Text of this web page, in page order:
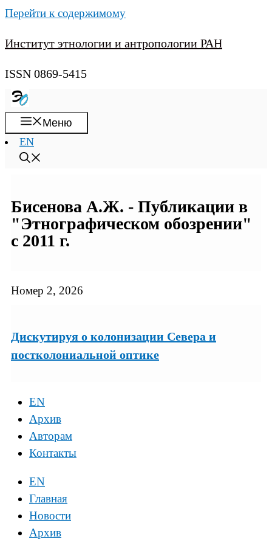
Перейти к содержимому
Институт этнологии и антропологии РАН
ISSN 0869-5415
Меню
EN
Бисенова А.Ж. - Публикации в
"Этнографическом обозрении"
с 2011 г.
Номер 2, 2026
Дискутируя о колонизации Севера и
постколониальной оптике
EN
Архив
Авторам
Контакты
EN
Главная
Новости
Архив